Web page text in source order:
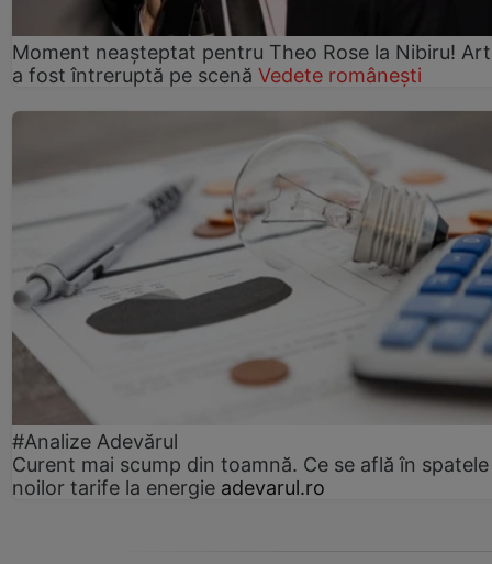
Moment neașteptat pentru Theo Rose la Nibiru!
a fost întreruptă pe scenă Vedete românești
#Analize Adevărul
Curent mai scump din toamnă. Ce se află în spatele
noilor tarife la energie adevarul.ro